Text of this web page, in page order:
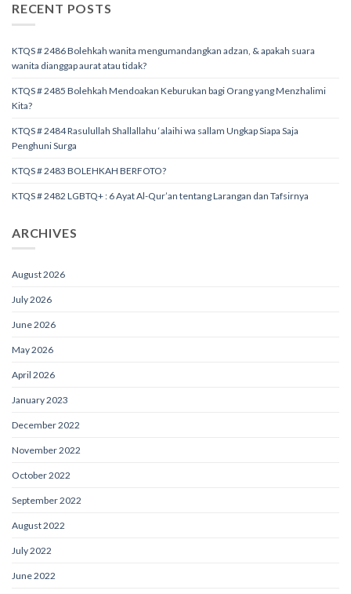
RECENT POSTS
KTQS # 2486 Bolehkah wanita mengumandangkan adzan, & apakah suara
wanita dianggap aurat atau tidak?
KTQS # 2485 Bolehkah Mendoakan Keburukan bagi Orang yang Menzhalimi
Kita?
KTQS # 2484 Rasulullah Shallallahu ‘alaihi wa sallam Ungkap Siapa Saja
Penghuni Surga
KTQS # 2483 BOLEHKAH BERFOTO?
KTQS # 2482 LGBTQ+ : 6 Ayat Al-Qur’an tentang Larangan dan Tafsirnya
ARCHIVES
August 2026
July 2026
June 2026
May 2026
April 2026
January 2023
December 2022
November 2022
October 2022
September 2022
August 2022
July 2022
June 2022